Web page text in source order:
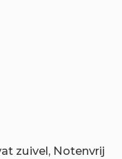
zuivel, Notenvrij